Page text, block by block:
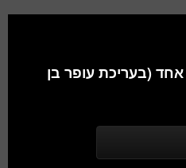
(בעריכת עופר בן